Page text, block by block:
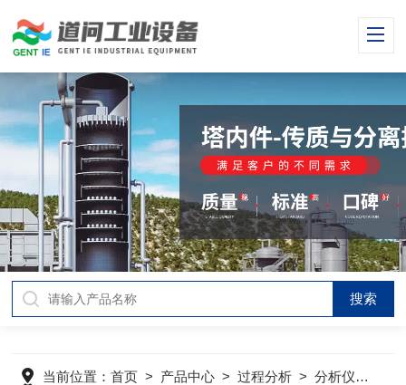
当前位置：首页 > 产品中心 >过程分析 >分析仪表